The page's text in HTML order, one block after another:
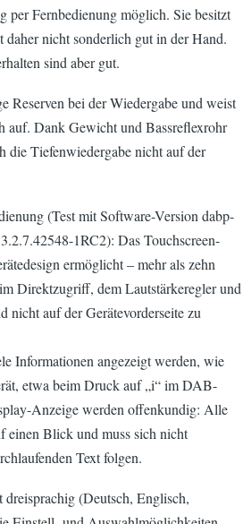
per Fernbedienung möglich. Sie besitzt
daher nicht sonderlich gut in der Hand.
sind aber gut.
Reserven bei der Wiedergabe und weist
auf. Dank Gewicht und Bassreflexrohr
die Tiefenwiedergabe nicht auf der
(Test mit Software-Version dabp-
1RC2): Das Touchscreen-
ermöglicht – mehr als zehn
Direktzugriff, dem Lautstärkeregler und
nicht auf der Gerätevorderseite zu
Informationen angezeigt werden, wie
etwa beim Druck auf „i“ im DAB-
Anzeige werden offenkundig: Alle
einen Blick und muss sich nicht
Text folgen.
(Deutsch, Englisch,